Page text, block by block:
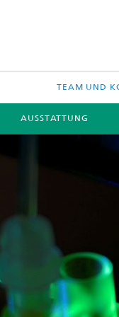
TEAM UND
AUSSTATTUNG